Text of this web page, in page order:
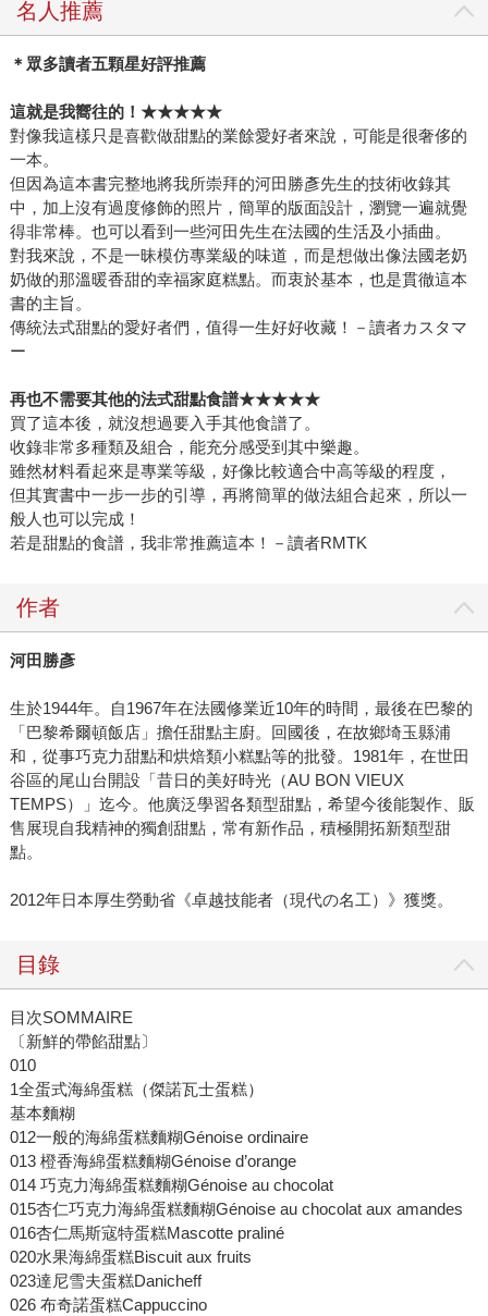
名人推薦
＊眾多讀者五顆星好評推薦
這就是我嚮往的！ ★★★★★
對像我這樣只是喜歡做甜點的業餘愛好者來說，可能是很奢侈的
一本。
但因為這本書完整地將我所崇拜的河田勝彥先生的技術收錄其
中，加上沒有過度修飾的照片，簡單的版面設計，瀏覽一遍就覺
得非常棒。也可以看到一些河田先生在法國的生活及小插曲。
對我來說，不是一昧模仿專業級的味道，而是想做出像法國老奶
奶做的那溫暖香甜的幸福家庭糕點。而衷於基本，也是貫徹這本
書的主旨。
傳統法式甜點的愛好者們，值得一生好好收藏！－讀者カスタマ
ー
再也不需要其他的法式甜點食譜★★★★★
買了這本後，就沒想過要入手其他食譜了。
收錄非常多種類及組合，能充分感受到其中樂趣。
雖然材料看起來是專業等級，好像比較適合中高等級的程度，
但其實書中一步一步的引導，再將簡單的做法組合起來，所以一
般人也可以完成！
若是甜點的食譜，我非常推薦這本！－讀者RMTK
作者
河田勝彥
生於1944年。自1967年在法國修業近10年的時間，最後在巴黎的
「巴黎希爾頓飯店」擔任甜點主廚。回國後，在故鄉埼玉縣浦
和，從事巧克力甜點和烘焙類小糕點等的批發。1981年，在世田
谷區的尾山台開設「昔日的美好時光（AU BON VIEUX
TEMPS）」迄今。他廣泛學習各類型甜點，希望今後能製作、販
售展現自我精神的獨創甜點，常有新作品，積極開拓新類型甜
點。
2012年日本厚生勞動省《卓越技能者（現代の名工）》獲獎。
目錄
目次SOMMAIRE
〔新鮮的帶餡甜點〕
010
1全蛋式海綿蛋糕（傑諾瓦士蛋糕）
基本麵糊
012一般的海綿蛋糕麵糊Génoise ordinaire
013 橙香海綿蛋糕麵糊Génoise d’orange
014 巧克力海綿蛋糕麵糊Génoise au chocolat
015杏仁巧克力海綿蛋糕麵糊Génoise au chocolat aux amandes
016杏仁馬斯寇特蛋糕Mascotte praliné
020水果海綿蛋糕Biscuit aux fruits
023達尼雪夫蛋糕Danicheff
026 布奇諾蛋糕Cappuccino